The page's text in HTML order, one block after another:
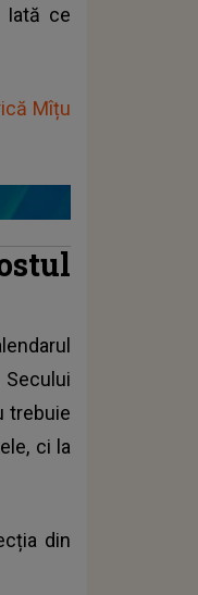
Iată ce
Mîțu
trebuie
ci la
din